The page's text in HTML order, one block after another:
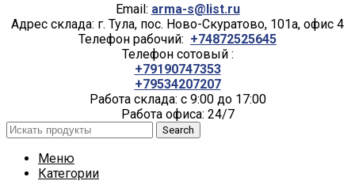
Email: arma-s@list.ru
Адрес склада: г. Тула, пос. Ново-Скуратово, 101а, офис 4
Телефон рабочий: +74872525645
Телефон сотовый :
+79190747353
+79534207207
Работа склада: с 9:00 до 17:00
Работа офиса: 24/7
Search
Меню
Категории